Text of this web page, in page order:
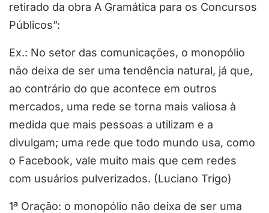
retirado da obra A Gramática para os Concursos
Públicos”:
Ex.: No setor das comunicações, o monopólio
não deixa de ser uma tendência natural, já que,
ao contrário do que acontece em outros
mercados, uma rede se torna mais valiosa à
medida que mais pessoas a utilizam e a
divulgam; uma rede que todo mundo usa, como
o Facebook, vale muito mais que cem redes
com usuários pulverizados. (Luciano Trigo)
1ª Oração: o monopólio não deixa de ser uma